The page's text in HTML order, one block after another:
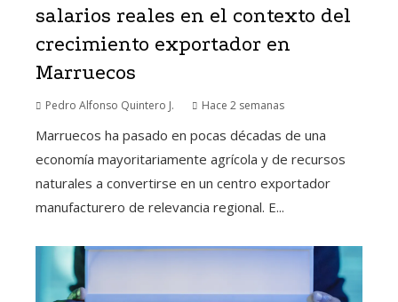
salarios reales en el contexto del
crecimiento exportador en
Marruecos
Pedro Alfonso Quintero J. Hace 2 semanas
Marruecos ha pasado en pocas décadas de una
economía mayoritariamente agrícola y de recursos
naturales a convertirse en un centro exportador
manufacturero de relevancia regional. E...